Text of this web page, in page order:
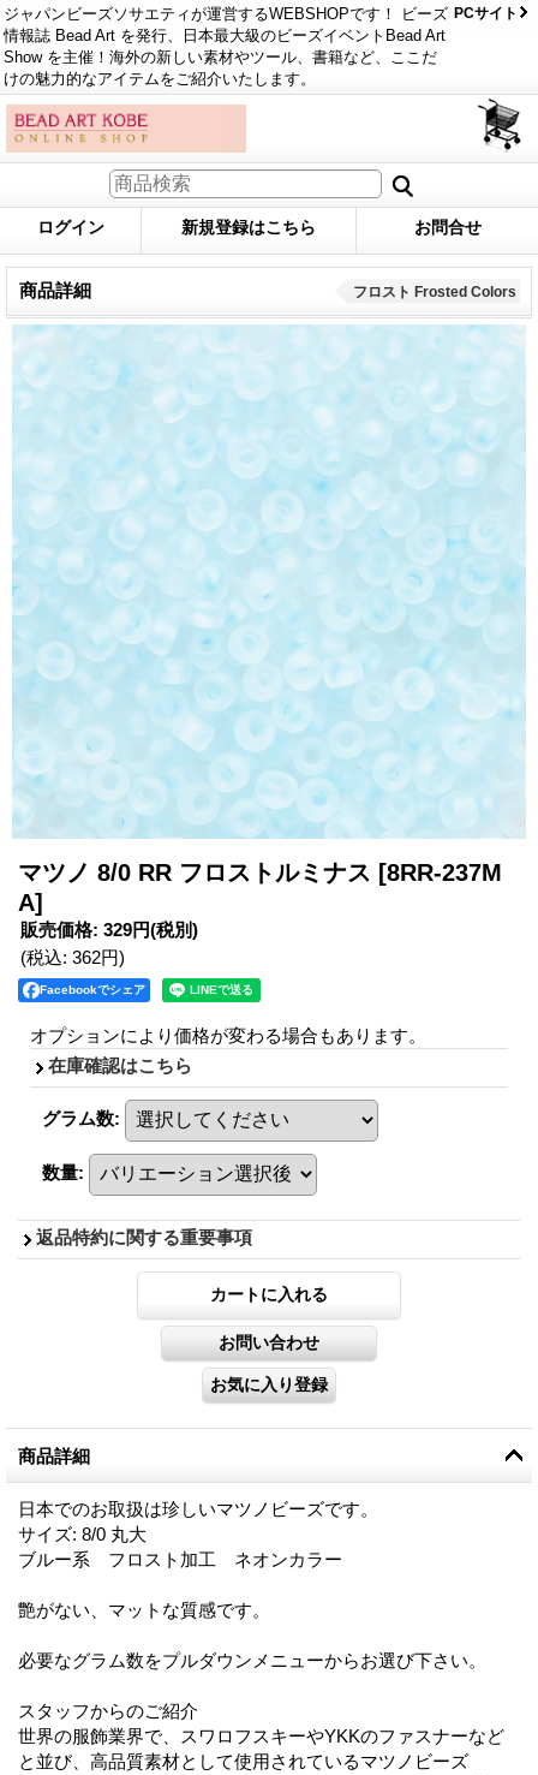
ジャパンビーズソサエティが運営するWEBSHOPです！ ビーズ
情報誌 Bead Art を発行、日本最大級のビーズイベントBead Art
Show を主催！海外の新しい素材やツール、書籍など、ここだ
けの魅力的なアイテムをご紹介いたします。
PCサイト
ログイン 新規登録はこちら お問合せ
商品詳細 フロスト Frosted Colors
マツノ 8/0 RR フロストルミナス [8RR-237M
A]
販売価格: 329円(税別)
(税込: 362円)
Facebookでシェア
オプションにより価格が変わる場合もあります。
在庫確認はこちら
グラム数:
数量:
返品特約に関する重要事項
商品詳細
日本でのお取扱は珍しいマツノビーズです。
サイズ: 8/0 丸大
ブルー系 フロスト加工 ネオンカラー
艶がない、マットな質感です。
必要なグラム数をプルダウンメニューからお選び下さい。
スタッフからのご紹介
世界の服飾業界で、スワロフスキーやYKKのファスナーなど
と並び、高品質素材として使用されているマツノビーズ